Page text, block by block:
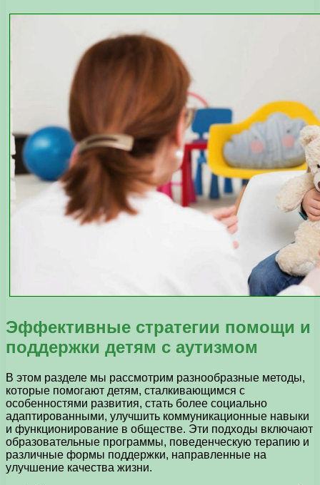
Эффективные стратегии помощи и
поддержки детям с аутизмом
В этом разделе мы рассмотрим разнообразные методы,
которые помогают детям, сталкивающимся с
особенностями развития, стать более социально
адаптированными, улучшить коммуникационные навыки
и функционирование в обществе. Эти подходы включают
образовательные программы, поведенческую терапию и
различные формы поддержки, направленные на
улучшение качества жизни.